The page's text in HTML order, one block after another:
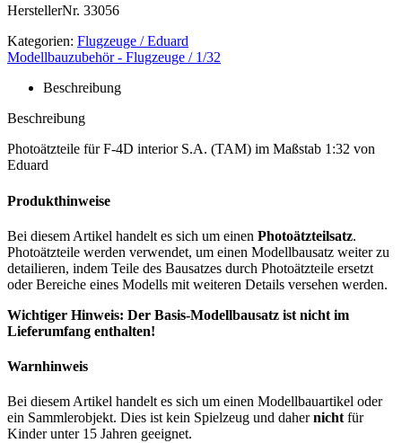
HerstellerNr. 33056
Kategorien: Flugzeuge / Eduard
Modellbauzubehör - Flugzeuge / 1/32
Beschreibung
Beschreibung
Photoätzteile für F-4D interior S.A. (TAM) im Maßstab 1:32 von
Eduard
Produkthinweise
Bei diesem Artikel handelt es sich um einen Photoätzteilsatz.
Photoätzteile werden verwendet, um einen Modellbausatz weiter zu
detailieren, indem Teile des Bausatzes durch Photoätzteile ersetzt
oder Bereiche eines Modells mit weiteren Details versehen werden.
Wichtiger Hinweis: Der Basis-Modellbausatz ist nicht im
Lieferumfang enthalten!
Warnhinweis
Bei diesem Artikel handelt es sich um einen Modellbauartikel oder
ein Sammlerobjekt. Dies ist kein Spielzeug und dahernicht für
Kinder unter 15 Jahren geeignet.